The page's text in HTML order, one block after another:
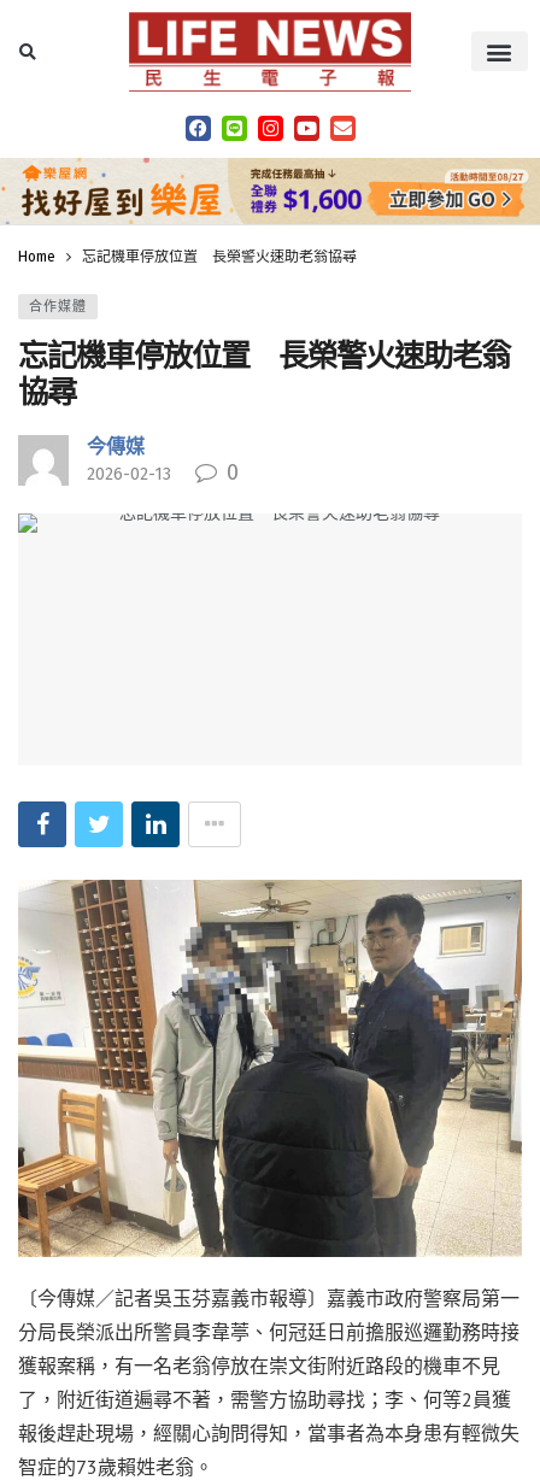
Home 忘記機車停放位置 長榮警火速助老翁協尋
合作媒體
忘記機車停放位置 長榮警火速助老翁
協尋
今傳媒
2026-02-13 0
〔今傳媒／記者吳玉芬嘉義市報導〕嘉義市政府警察局第一
分局長榮派出所警員李韋葶、何冠廷日前擔服巡邏勤務時接
獲報案稱，有一名老翁停放在崇文街附近路段的機車不見
了，附近街道遍尋不著，需警方協助尋找；李、何等2員獲
報後趕赴現場，經關心詢問得知，當事者為本身患有輕微失
智症的73歲賴姓老翁。